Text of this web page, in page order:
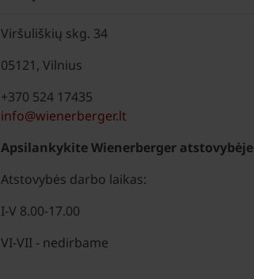
Viršuliškių skg. 34
05121, Vilnius
+370 524 17435
info@wienerberger.lt
Apsilankykite Wienerberger atstovybėje
Atstovybės darbo laikas:
I-V 8.00-17.00
VI-VII - nedirbame